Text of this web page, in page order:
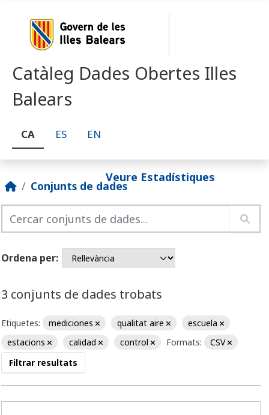
Catàleg Dades Obertes Illes
Balears
CA ES EN
Veure Estadístiques
Conjunts de dades
Ordena per
3 conjunts de dades trobats
Etiquetes: mediciones qualitat aire
escuela
estacions
calidad control Formats:
CSV
Filtrar resultats